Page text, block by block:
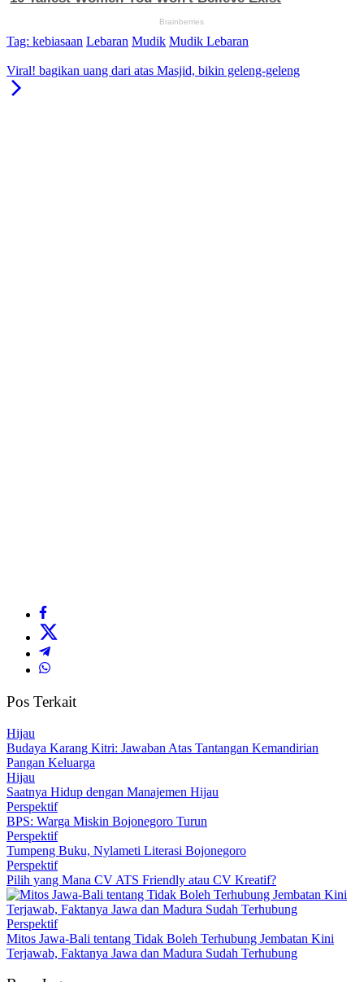
Tag: kebiasaan Lebaran Mudik Mudik Lebaran
Viral! bagikan uang dari atas Masjid, bikin geleng-geleng
Pos Terkait
Hijau
Budaya Karang Kitri: Jawaban Atas Tantangan Kemandirian
Pangan Keluarga
Hijau
Saatnya Hidup dengan Manajemen Hijau
Perspektif
BPS: Warga Miskin Bojonegoro Turun
Perspektif
Tumpeng Buku, Nylameti Literasi Bojonegoro
Perspektif
Pilih yang Mana CV ATS Friendly atau CV Kreatif?
Perspektif
Mitos Jawa-Bali tentang Tidak Boleh Terhubung Jembatan Kini
Terjawab, Faktanya Jawa dan Madura Sudah Terhubung